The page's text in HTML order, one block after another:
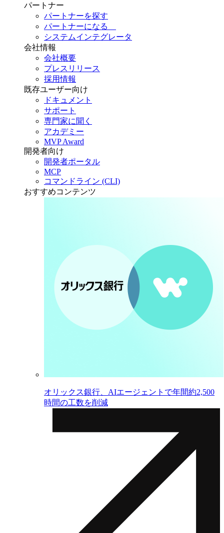
パートナー
パートナーを探す
パートナーになる
システムインテグレータ
会社情報
会社概要
プレスリリース
採用情報
既存ユーザー向け
ドキュメント
サポート
専門家に聞く
アカデミー
MVP Award
開発者向け
開発者ポータル
MCP
コマンドライン (CLI)
おすすめコンテンツ
オリックス銀行、AIエージェントで年間約2,500
時間の工数を削減